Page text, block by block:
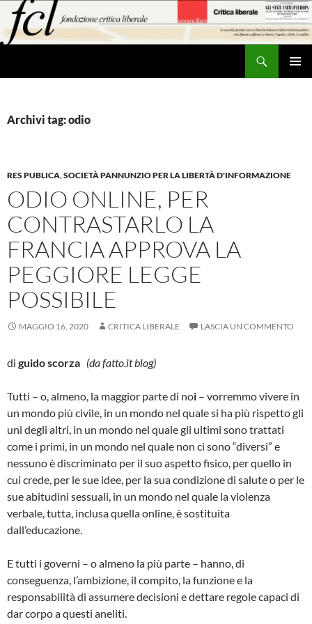
contenuto
Archivi tag: odio
RES PUBLICA,SOCIETÀ PANNUNZIO PER LA LIBERTÀ D'INFORMAZIONE
ODIO ONLINE, PER
CONTRASTARLO LA
FRANCIA APPROVA LA
PEGGIORE LEGGE
POSSIBILE
MAGGIO 16, 2020 CRITICA LIBERALE LASCIA UN COMMENTO
di guido scorza (da fatto.it blog)
Tutti – o, almeno, la maggior parte di noi – vorremmo vivere in
un mondo più civile, in un mondo nel quale si ha più rispetto gli
uni degli altri, in un mondo nel quale gli ultimi sono trattati
come i primi, in un mondo nel quale non ci sono “diversi” e
nessuno è discriminato per il suo aspetto fisico, per quello in
cui crede, per le sue idee, per la sua condizione di salute o per le
sue abitudini sessuali, in un mondo nel quale la violenza
verbale, tutta, inclusa quella online, è sostituita
dall’educazione.
E tutti i governi – o almeno la più parte – hanno, di
conseguenza, l’ambizione, il compito, la funzione e la
responsabilità di assumere decisioni e dettare regole capaci di
dar corpo a questi aneliti.